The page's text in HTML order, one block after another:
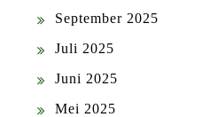
September 2025
Juli 2025
Juni 2025
Mei 2025